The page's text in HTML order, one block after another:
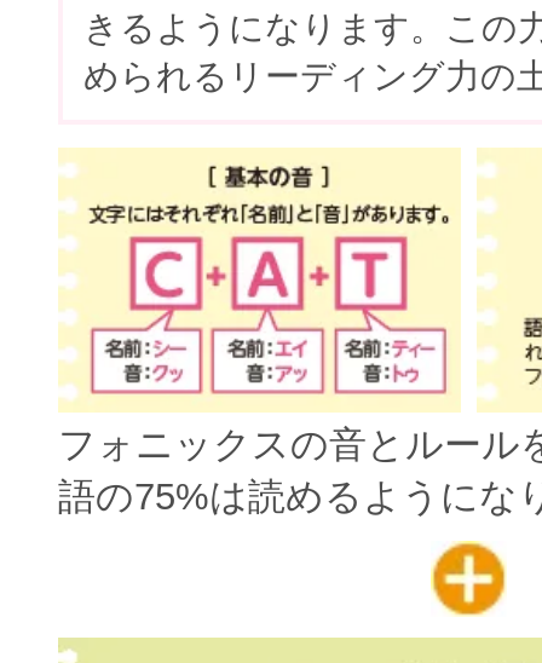
きるようになります。この
められるリーディング力の
フォニックスの音とルール
語の75%は読めるようにな